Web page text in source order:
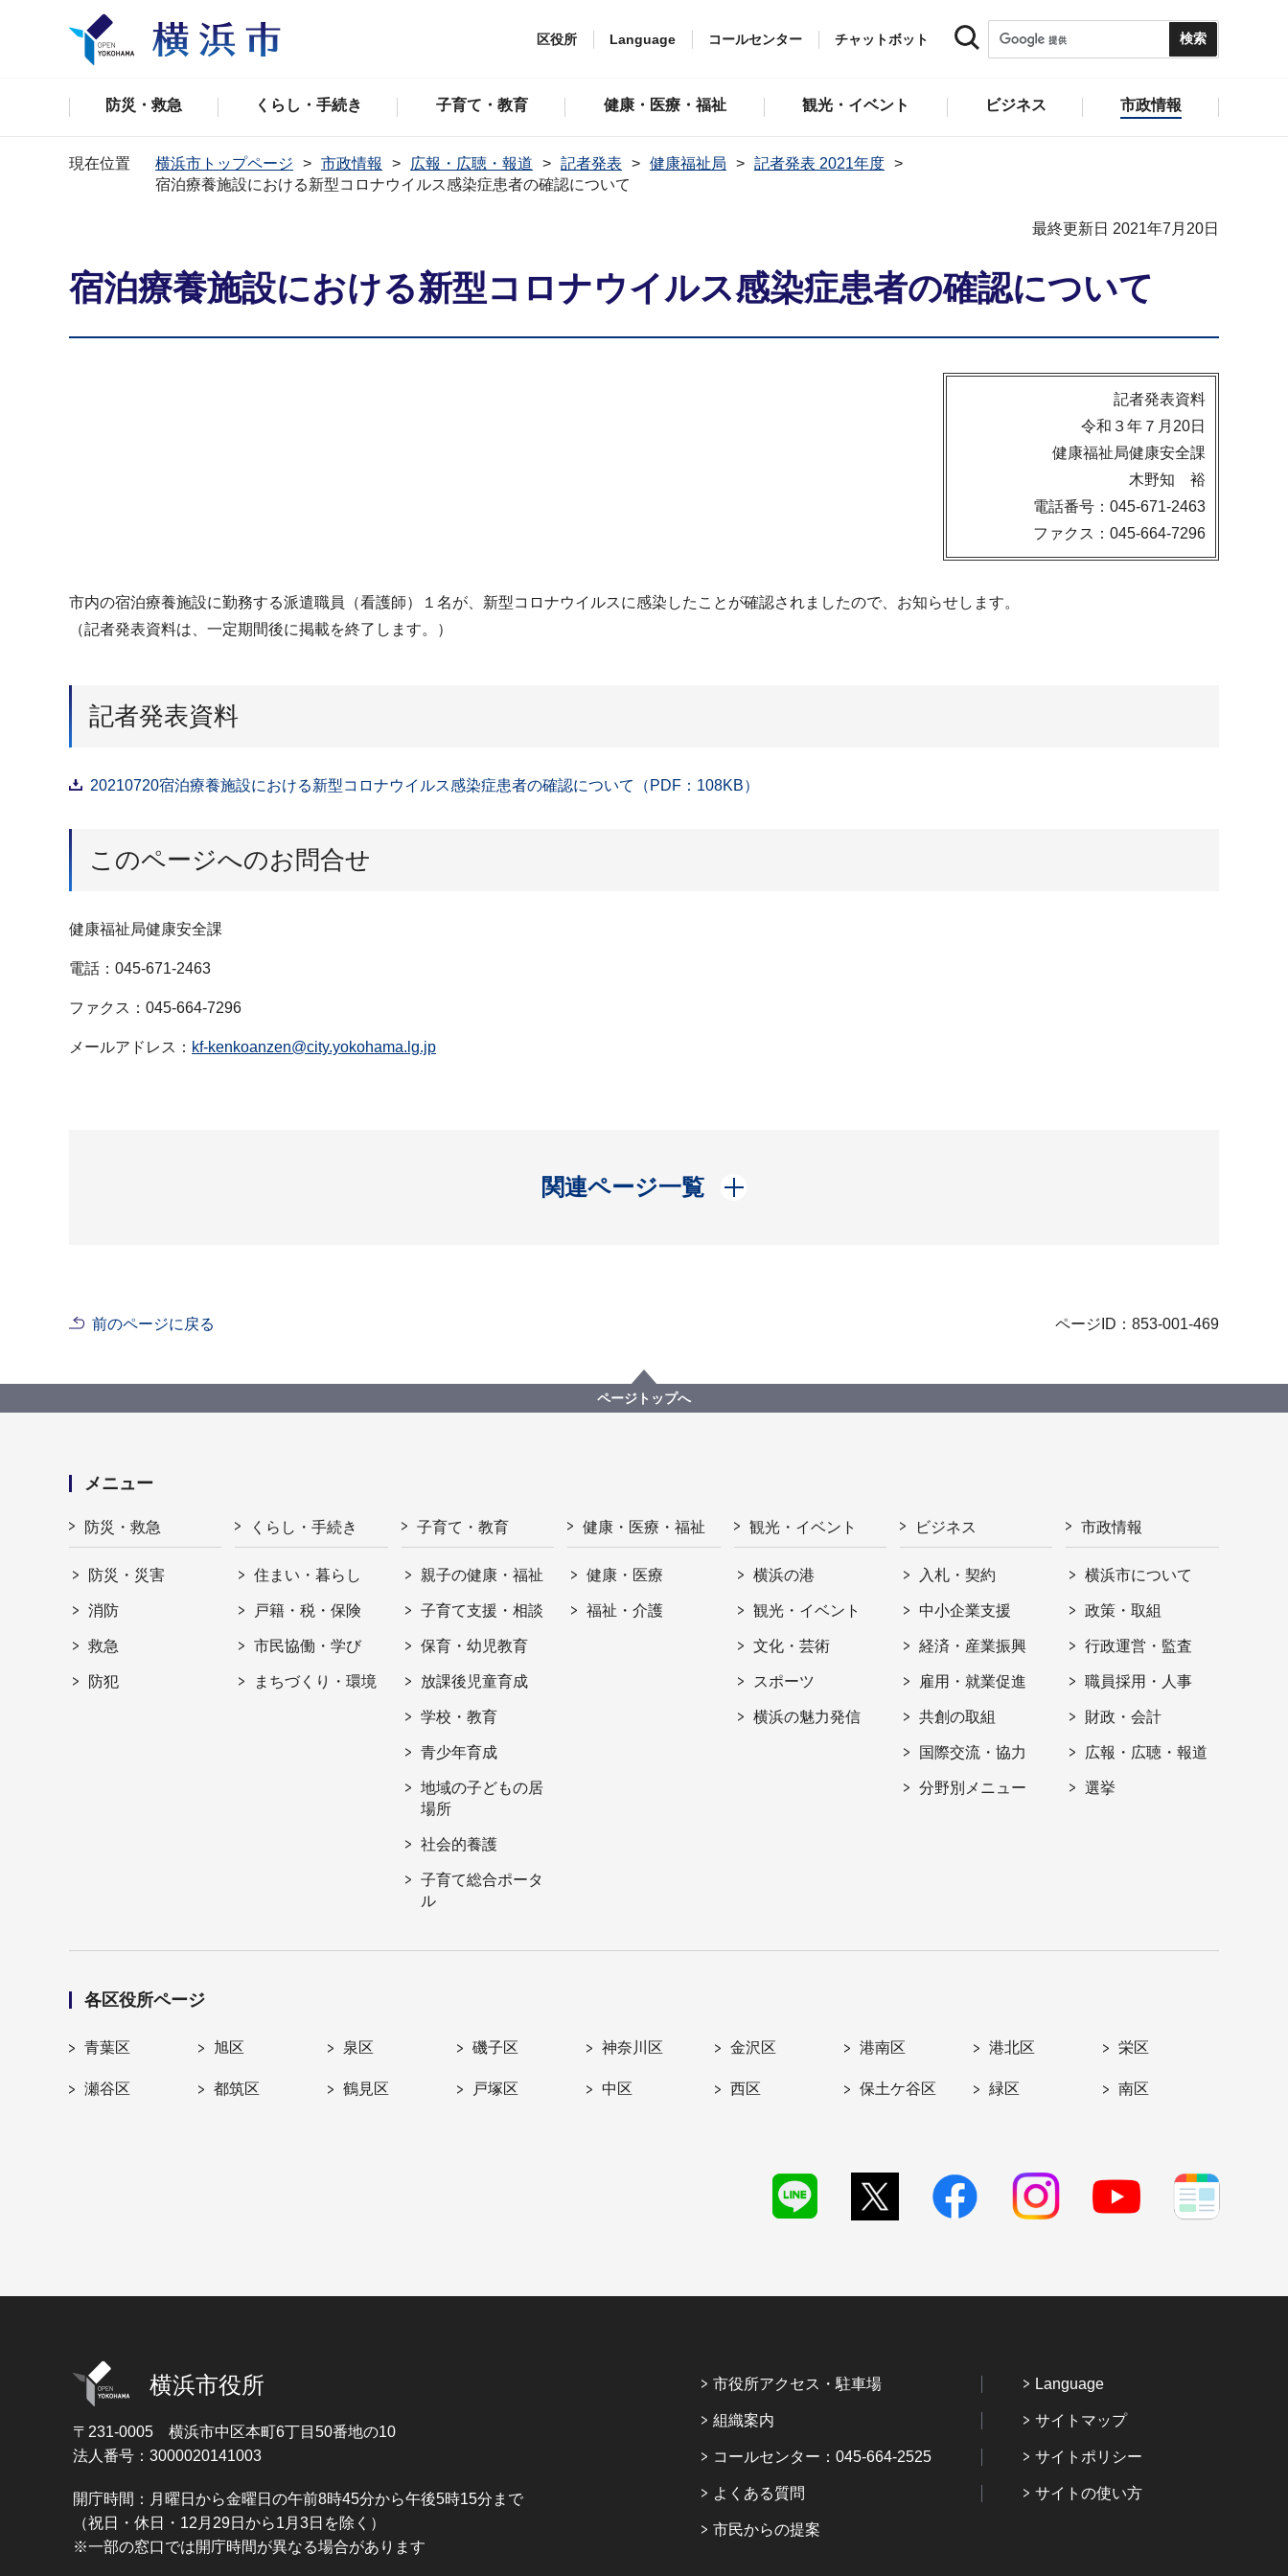
区役所 Language コールセンター チャットボット
防災・救急 くらし・手続き 子育て・教育 健康・医療・福祉 観光・イベント ビジネス 市政情報
現在位置 横浜市トップページ 市政情報 広報・広聴・報道 記者発表 健康福祉局
記者発表 2021年度
宿泊療養施設における新型コロナウイルス感染症患者の確認について
最終更新日 2021年7月20日
宿泊療養施設における新型コロナウイルス感染症患者の確認について
記者発表資料
令和３年７月20日
健康福祉局健康安全課
木野知 裕
電話番号：045-671-2463
ファクス：045-664-7296
市内の宿泊療養施設に勤務する派遣職員（看護師）１名が、新型コロナウイルスに感染したことが確認されましたので、お知らせします。
（記者発表資料は、一定期間後に掲載を終了します。）
記者発表資料
20210720宿泊療養施設における新型コロナウイルス感染症患者の確認について（PDF：108KB）
このページへのお問合せ
健康福祉局健康安全課
電話：045-671-2463
ファクス：045-664-7296
メールアドレス： kf-kenkoanzen@city.yokohama.lg.jp
関連ページ一覧
開く
前のページに戻る ページID：853-001-469
ページトップへ
メニュー
防災・救急
防災・災害
消防
救急
防犯
くらし・手続き
住まい・暮らし
戸籍・税・保険
市民協働・学び
まちづくり・環境
子育て・教育
親子の健康・福祉
子育て支援・相談
保育・幼児教育
放課後児童育成
学校・教育
青少年育成
地域の子どもの居
場所
社会的養護
子育て総合ポータ
ル
健康・医療・福祉
健康・医療
福祉・介護
観光・イベント
横浜の港
観光・イベント
文化・芸術
スポーツ
横浜の魅力発信
ビジネス
入札・契約
中小企業支援
経済・産業振興
雇用・就業促進
共創の取組
国際交流・協力
分野別メニュー
市政情報
横浜市について
政策・取組
行政運営・監査
職員採用・人事
財政・会計
広報・広聴・報道
選挙
各区役所ページ
青葉区 旭区 泉区 磯子区 神奈川区 金沢区 港南区 港北区 栄区
瀬谷区 都筑区 鶴見区 戸塚区 中区 西区 保土ケ谷区 緑区 南区
横浜市役所
〒231-0005 横浜市中区本町6丁目50番地の10
法人番号：3000020141003
開庁時間：月曜日から金曜日の午前8時45分から午後5時15分まで
（祝日・休日・12月29日から1月3日を除く）
※一部の窓口では開庁時間が異なる場合があります
市役所アクセス・駐車場
組織案内
コールセンター：045-664-2525
よくある質問
市民からの提案
Language
サイトマップ
サイトポリシー
サイトの使い方